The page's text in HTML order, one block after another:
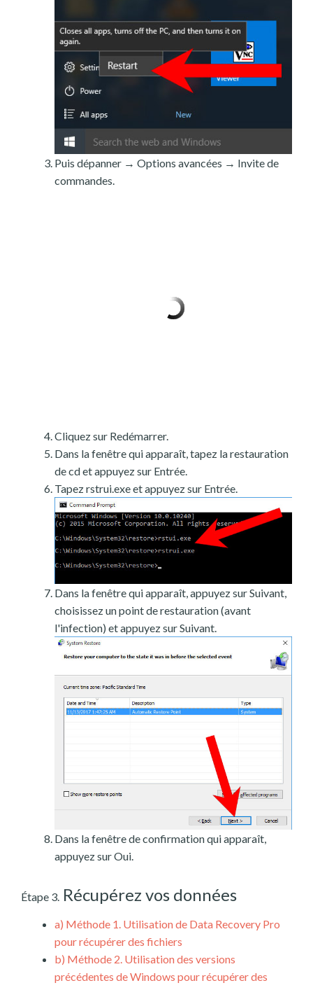
Puis dépanner → Options avancées → Invite de
commandes.
Cliquez sur Redémarrer.
Dans la fenêtre qui apparaît, tapez la restauration
de cd et appuyez sur Entrée.
Tapez rstrui.exe et appuyez sur Entrée.
Dans la fenêtre qui apparaît, appuyez sur Suivant,
choisissez un point de restauration (avant
l'infection) et appuyez sur Suivant.
Dans la fenêtre de confirmation qui apparaît,
appuyez sur Oui.
Étape 3. Récupérez vos données
a) Méthode 1. Utilisation de Data Recovery Pro
pour récupérer des fichiers
b) Méthode 2. Utilisation des versions
précédentes de Windows pour récupérer des